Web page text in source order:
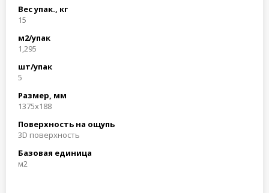
Вес упак., кг
15
м2/упак
1,295
шт/упак
5
Размер, мм
1375x188
Поверхность на ощупь
3D поверхность
Базовая единица
м2